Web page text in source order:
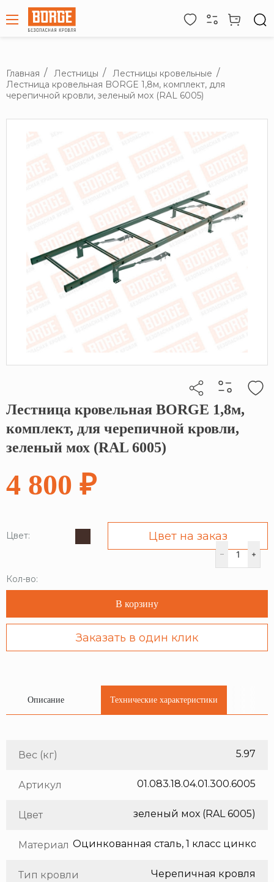
Главная Лестницы
Лестницы кровельные
Лестница кровельная BORGE 1,8м, комплект, для
черепичной кровли, зеленый мох (RAL 6005)
Кликните, чтобы скопировать прямую ссылку
Лестница кровельная BORGE 1,8м,
комплект, для черепичной кровли,
зеленый мох (RAL 6005)
4 800 ₽
Цвет: Цвет на заказ
Кол-во:
В корзину
Заказать в один клик
Описание Технические характеристики
Вес (кг) 5.97
Артикул 01.083.18.04.01.300.6005
Цвет зеленый мох (RAL 6005)
Материал
Тип кровли Черепичная кровля